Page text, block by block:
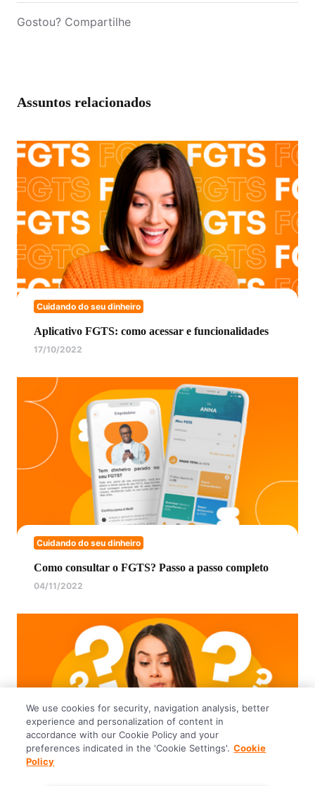
Gostou? Compartilhe
Assuntos relacionados
Cuidando do seu dinheiro
Aplicativo FGTS: como acessar e funcionalidades
17/10/2022
Cuidando do seu dinheiro
Como consultar o FGTS? Passo a passo completo
04/11/2022
We use cookies for security, navigation analysis, better
experience and personalization of content in
accordance with our Cookie Policy and your
preferences indicated in the 'Cookie Settings'. Cookie
Policy